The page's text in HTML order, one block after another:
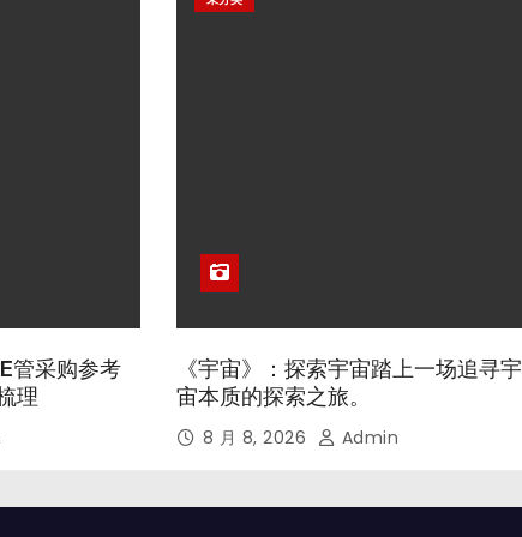
管采购参考
理
《宇宙》：探索宇宙踏上一场追寻宇
宙本质的探索之旅。
8 月 8, 2026 Admin